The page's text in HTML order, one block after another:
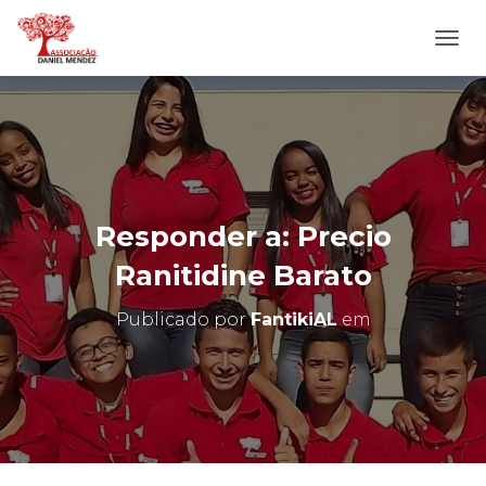
L
T
E
R
N
A
N
A
E
G
O
Responder a: Precio
Ranitidine Barato
Publicado porFantikiALem